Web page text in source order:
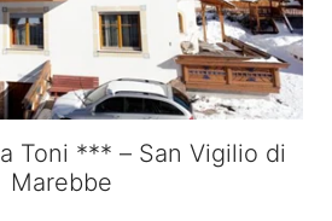
Toni *** – San Vigilio di
Marebbe